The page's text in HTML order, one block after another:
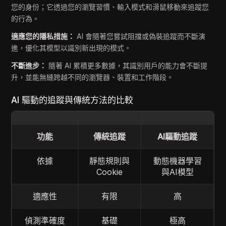
您的身份；它透過您的瀏覽習慣、輸入模式和滑鼠移動來追蹤您
的行為。
適應您的隱私措施： AI 會隨著您嘗試阻擋或偽裝追蹤而不斷演
進，優化其模型以識別新出現的模式。
不斷進步： 隨著 AI 累積更多數據，其識別用戶的能力會不斷提
升，並能無縫跨越不同的瀏覽器、裝置和工作階段。
AI 驅動的追蹤與傳統方法的比較
功能 傳統追蹤 AI驅動追蹤
依據
靜態規則與
Cookie
動態機器學習
與AI模型
適應性 有限 高
偵測準確度 基礎 極高